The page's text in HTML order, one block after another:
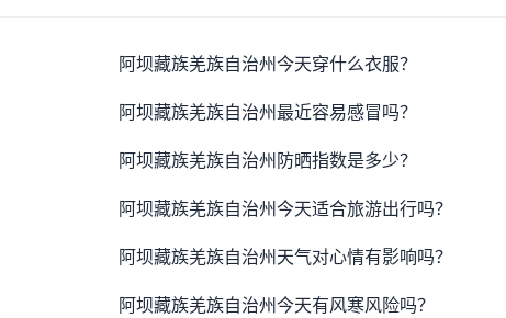
阿坝藏族羌族自治州今天穿什么衣服？
阿坝藏族羌族自治州最近容易感冒吗？
阿坝藏族羌族自治州防晒指数是多少？
阿坝藏族羌族自治州今天适合旅游出行吗？
阿坝藏族羌族自治州天气对心情有影响吗？
阿坝藏族羌族自治州今天有风寒风险吗？